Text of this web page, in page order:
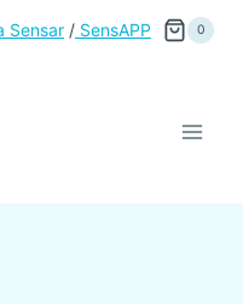
Sensar/SensAPP 0